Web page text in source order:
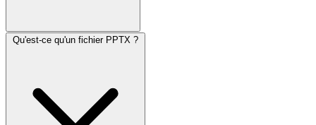
Qu'est-ce qu'un fichier PPTX ?